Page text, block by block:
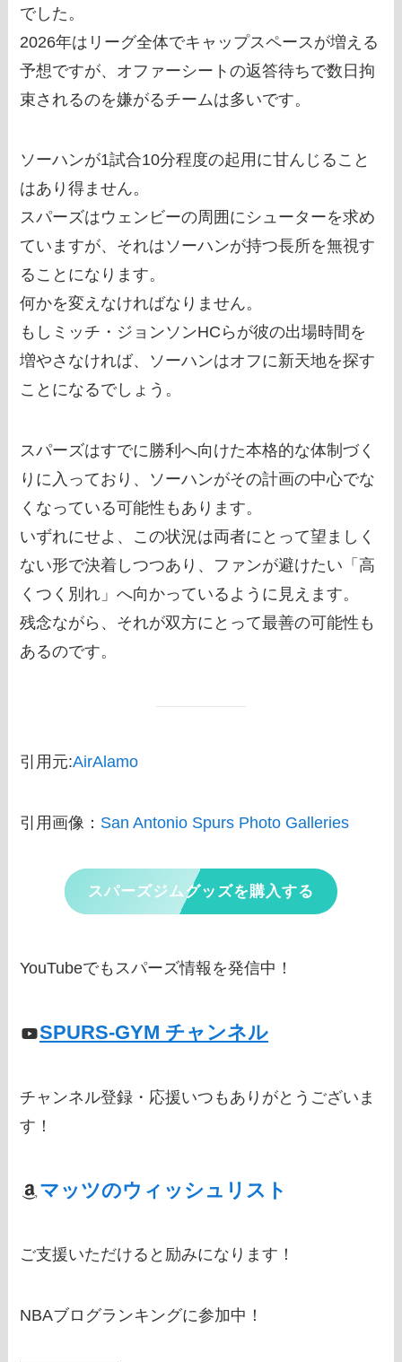
でした。
2026年はリーグ全体でキャップスペースが増える
予想ですが、オファーシートの返答待ちで数日拘
束されるのを嫌がるチームは多いです。
ソーハンが1試合10分程度の起用に甘んじること
はあり得ません。
スパーズはウェンビーの周囲にシューターを求め
ていますが、それはソーハンが持つ長所を無視す
ることになります。
何かを変えなければなりません。
もしミッチ・ジョンソンHCらが彼の出場時間を
増やさなければ、ソーハンはオフに新天地を探す
ことになるでしょう。
スパーズはすでに勝利へ向けた本格的な体制づく
りに入っており、ソーハンがその計画の中心でな
くなっている可能性もあります。
いずれにせよ、この状況は両者にとって望ましく
ない形で決着しつつあり、ファンが避けたい「高
くつく別れ」へ向かっているように見えます。
残念ながら、それが双方にとって最善の可能性も
あるのです。
引用元:AirAlamo
引用画像： San Antonio Spurs Photo Galleries
スパーズジムグッズを購入する
YouTubeでもスパーズ情報を発信中！
SPURS-GYM チャンネル
チャンネル登録・応援いつもありがとうございま
す！
マッツのウィッシュリスト
ご支援いただけると励みになります！
NBAブログランキングに参加中！